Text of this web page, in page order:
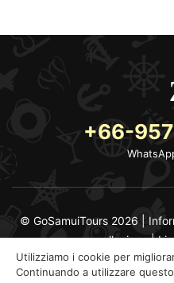
+66-
© GoSamuiTours 2026 |
cancellazione|
Utilizziamo i cookie per
Continuando a utilizzare